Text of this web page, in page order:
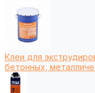
Клеи для
бетонных,